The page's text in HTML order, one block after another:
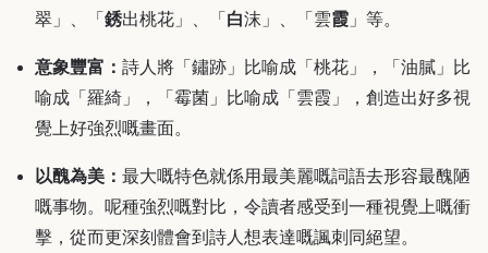
翠」、「 銹出桃花」、「 白沫」、「雲霞 」等。
意象豐富： 詩人將「鏽跡」比喻成「桃花」，「油膩」比
喻成「羅綺」，「霉菌」比喻成「雲霞」，創造出好多視
覺上好強烈嘅畫面。
以醜為美： 最大嘅特色就係用最美麗嘅詞語去形容最醜陋
嘅事物。呢種強烈嘅對比，令讀者感受到一種視覺上嘅衝
擊，從而更深刻體會到詩人想表達嘅諷刺同絕望。